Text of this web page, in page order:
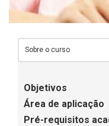
Objetivos
Área de aplicação
Pré-requisitos